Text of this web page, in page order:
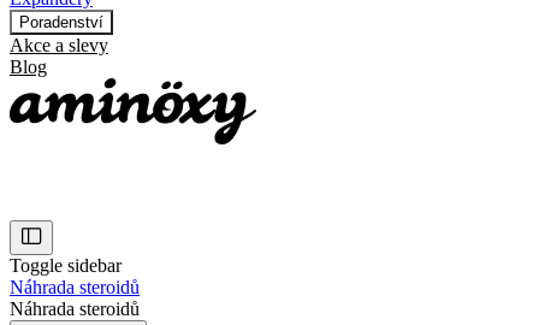
Poradenství
Akce a slevy
Blog
Toggle sidebar
Náhrada steroidů
Náhrada steroidů